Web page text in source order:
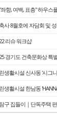
향, 여백, 표층" 하우스
사 8월호에 자담회 및
리슈 워크샵
경기도 건축문화상 특
생활시설 신사동 '시그니
생활시설 한남동
구 집들이｜단독주택